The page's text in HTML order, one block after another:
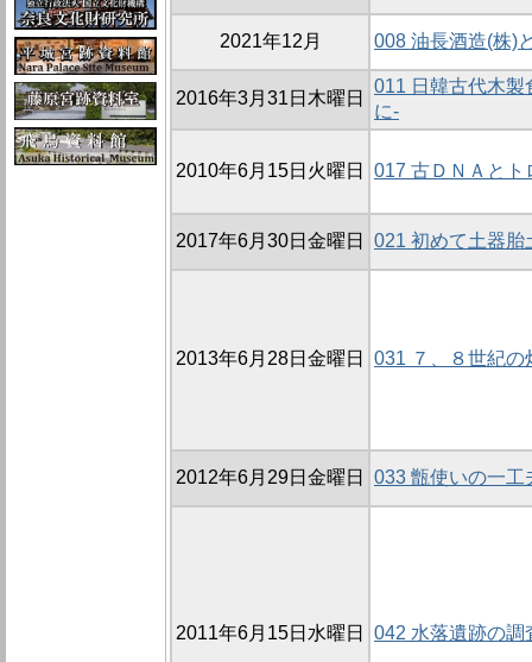
2021年12月 008 油長酒造(株)
2016年3月31日木曜日
011 日韓古代木製
に-
2010年6月15日火曜日 017 古ＤＮＡとト
2017年6月30日金曜日 021 初めて土器胎
2013年6月28日金曜日 031 ７、８世紀の
2012年6月29日金曜日 033 甑使いの一
2011年6月15日水曜日 042 水落遺跡の調